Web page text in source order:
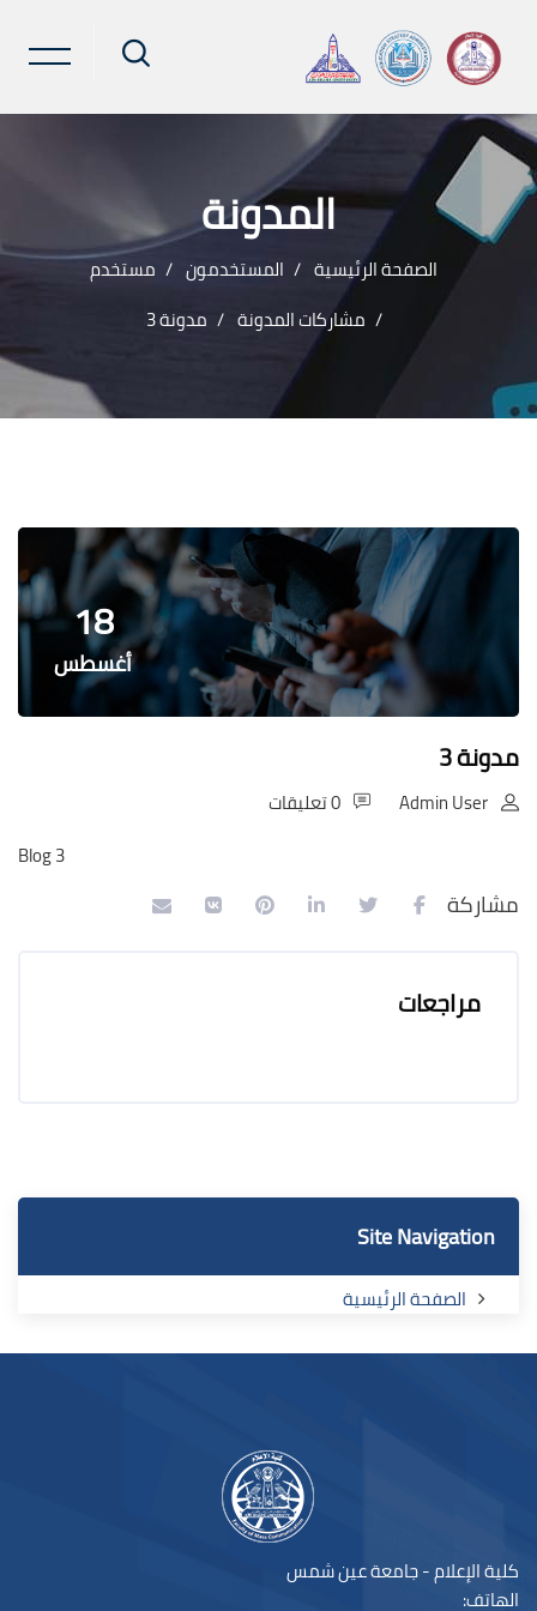
المدونة
الصفحة الرئيسية المستخدمون
مستخدم
مشاركات المدونة
مدونة 3
الكتل
18
أغسطس
مدونة 3
Admin User
0 تعليقات
Blog 3
مشاركة
مراجعات
الكتل
الكتل
تجاوز Site Navigation
Site Navigation
الصفحة الرئيسية
كلية الإعلام - جامعة عين شمس
الهاتف: